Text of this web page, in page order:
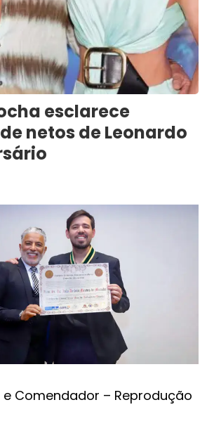
esclarece
netos de Leonardo
Comendador – Reprodução